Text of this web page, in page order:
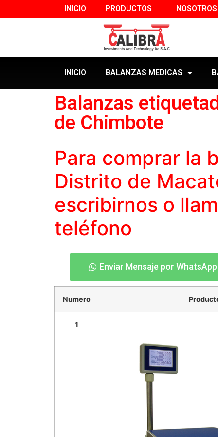
INICIO PRODUCTOS NOSOTROS
INICIO BALANZAS MEDICAS
Balanzas
de Chimbote
Para comprar la
Distrito de
escribirnos o
teléfono
Enviar Mensaje por WhatsApp
Numero
1